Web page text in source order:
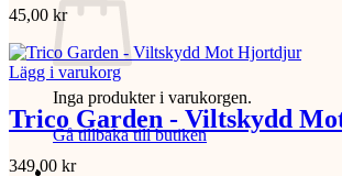
Inga produkter i varukorgen.
Gå tillbaka till butiken
45,00 kr
Lägg i varukorg
Trico Garden - Viltskydd
349,00 kr